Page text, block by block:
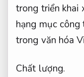
trong triển khai
hạng mục
trong văn hóa
Chất lượng.